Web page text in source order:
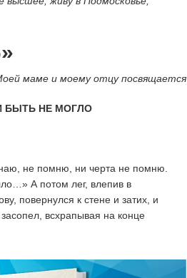
маме и моему отцу посвящается
БЫТЬ НЕ МОГЛО
не помню, ни черта не помню.
А потом лег, влепив в
повернулся к стене и затих, и
всхрапывая на конце